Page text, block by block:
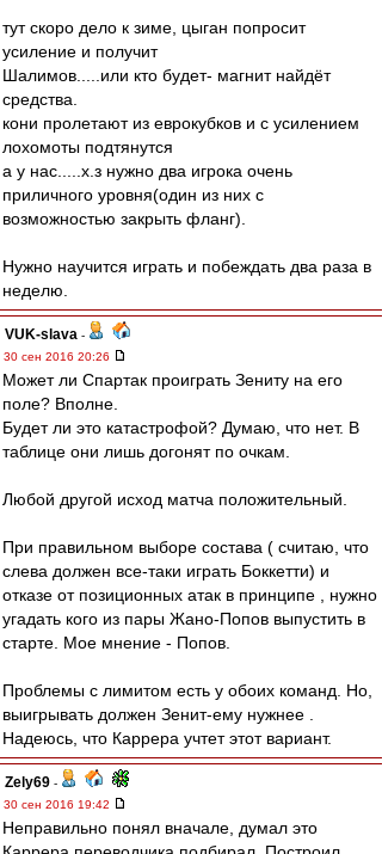
тут скоро дело к зиме, цыган попросит
усиление и получит
Шалимов.....или кто будет- магнит найдёт
средства.
кони пролетают из еврокубков и с усилением
лохомоты подтянутся
а у нас.....х.з нужно два игрока очень
приличного уровня(один из них с
возможностью закрыть фланг).
Нужно научится играть и побеждать два раза в
неделю.
VUK-slava -
30 сен 2016 20:26
Может ли Спартак проиграть Зениту на его
поле? Вполне.
Будет ли это катастрофой? Думаю, что нет. В
таблице они лишь догонят по очкам.
Любой другой исход матча положительный.
При правильном выборе состава ( считаю, что
слева должен все-таки играть Боккетти) и
отказе от позиционных атак в принципе , нужно
угадать кого из пары Жано-Попов выпустить в
старте. Мое мнение - Попов.
Проблемы с лимитом есть у обоих команд. Но,
выигрывать должен Зенит-ему нужнее .
Надеюсь, что Каррера учтет этот вариант.
Zely69 -
30 сен 2016 19:42
Неправильно понял вначале, думал это